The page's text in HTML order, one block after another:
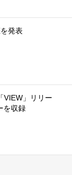
発表
VIEW」リリー
を収録